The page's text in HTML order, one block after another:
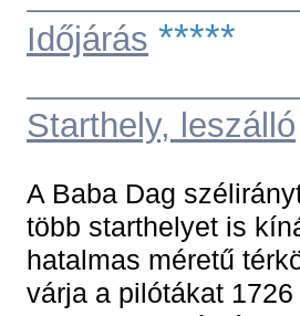
Időjárás *****
Starthely, leszálló
A Baba Dag
több starthelyet is
hatalmas méretű
várja a pilótákat